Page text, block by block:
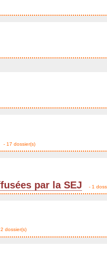
- 17 dossier(s)
par la SEJ - 1
dossier(s)